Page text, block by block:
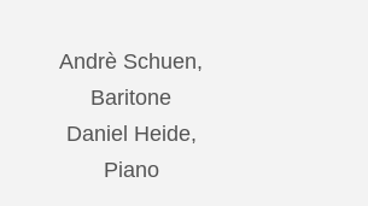
Andrè Schuen,
Baritone
Daniel Heide,
Piano